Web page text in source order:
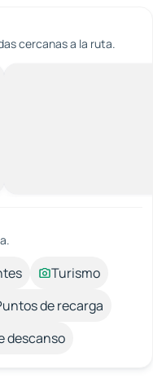
cercanas a la ruta.
Turismo
de recarga
descanso